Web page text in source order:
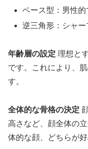
ベース型：男性
逆三角形：シャ
年齢層の設定 理想と
です。これにより、
す。
全体的な骨格の決定
高さなど、顔全体の
体的な顔、どちらが